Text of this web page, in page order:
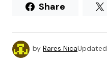
Share
by Rares NicaUpdated